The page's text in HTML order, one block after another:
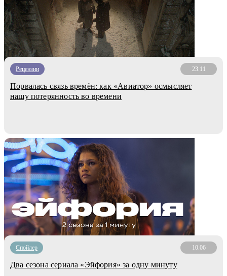
Рецензии 23.11
Порвалась связь времён: как «Авиатор» осмысляет
нашу потерянность во времени
Cпойлер 10.06
Два сезона сериала «Эйфория» за одну минуту